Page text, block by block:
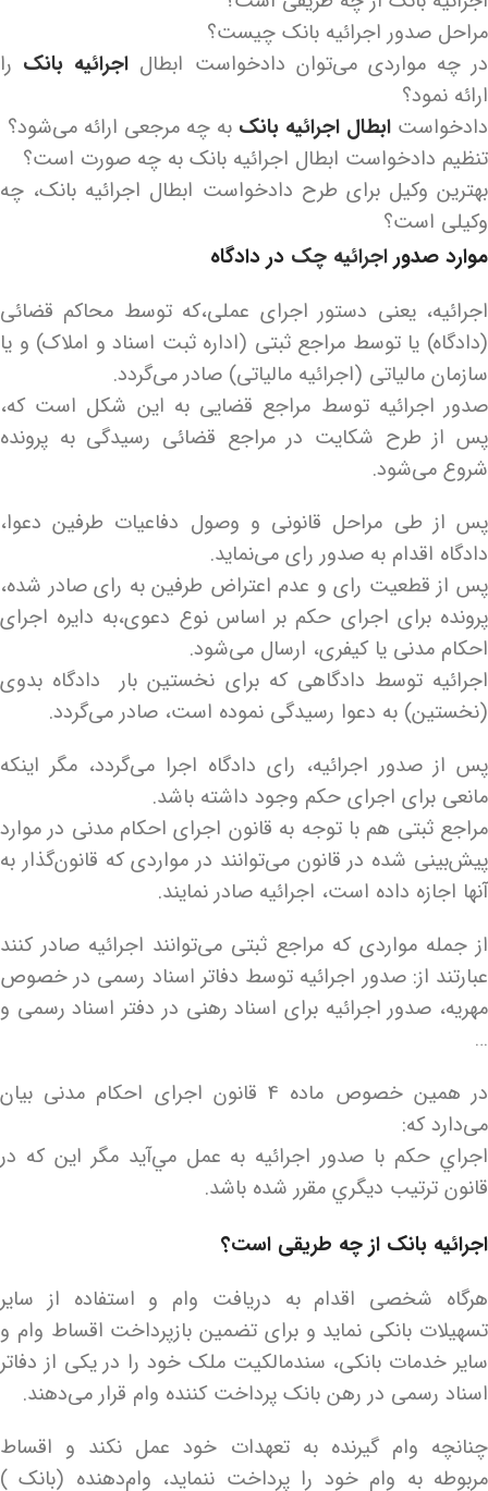
مراحل صدور اجرائیه بانک چیست؟
در چه مواردی می‌‌توان دادخواست ابطال اجرائیه بانک را
ارائه نمود؟
دادخواست ابطال اجرائیه بانک به چه مرجعی ارائه می‌شود؟
تنظیم دادخواست ابطال اجرائیه بانک به چه صورت است؟
بهترین وکیل برای طرح دادخواست ابطال اجرائیه بانک، چه
وکیلی است؟
موارد صدوراجرائیه چک در دادگاه
اجرائیه، یعنی دستور اجرای عملی،که توسط محاکم قضائی
(دادگاه) یا توسط مراجع ثبتی (اداره ثبت اسناد و املاک) و یا
سازمان مالیاتی (اجرائیه مالیاتی) صادر می‌گردد.
صدور اجرائیه توسط مراجع قضایی به این شکل است که،
پس از طرح شکایت در مراجع قضائی رسیدگی به پرونده
شروع می‌شود.
پس از طی مراحل قانونی و وصول دفاعیات طرفین دعوا،
دادگاه اقدام به صدور رای می‌نماید.
پس از قطعیت رای و عدم اعتراض طرفین به رای صادر شده،
پرونده برای اجرای حکم بر اساس نوع دعوی،به دایره اجرای
احکام مدنی یا کیفری، ارسال می‌شود.
اجرائیه توسط دادگاهی که برای نخستین بار دادگاه بدوی
(نخستین) به دعوا رسیدگی نموده است، صادر می‌گردد.
پس از صدور اجرائیه، رای دادگاه اجرا می‌گردد، مگر اینکه
مانعی برای اجرای حکم وجود داشته باشد.
مراجع ثبتی هم با توجه به قانون اجرای احکام مدنی در موارد
پیش‌بینی شده در قانون می‌توانند در مواردی که قانون‌گذار به
آنها اجازه داده است، اجرائیه صادر نمایند.
از جمله مواردی که مراجع ثبتی می‌توانند اجرائیه صادر کنند
عبارتند از: صدور اجرائیه توسط دفاتر اسناد رسمی در خصوص
مهریه، صدور اجرائیه برای اسناد رهنی در دفتر اسناد رسمی و
…
در همین خصوص ماده 4 قانون اجرای احکام مدنی بیان
می‌دارد که:
اجراي حكم با صدور اجرائيه به عمل مي‌آيد مگر اين كه در
قانون ترتيب ديگري مقرر شده باشد.
اجرائیه بانک از چه طریقی است؟
هرگاه شخصی اقدام به دریافت وام و استفاده از سایر
تسهیلات بانکی نماید و برای تضمین بازپرداخت اقساط وام و
سایر خدمات بانکی، سندمالکیت ملک خود را در یکی از دفاتر
اسناد رسمی در رهن بانک پرداخت کننده وام قرار می‌دهند.
چنانچه وام گیرنده به تعهدات خود عمل نکند و اقساط
مربوطه به وام خود را پرداخت ننماید، وام‌دهنده (بانک )